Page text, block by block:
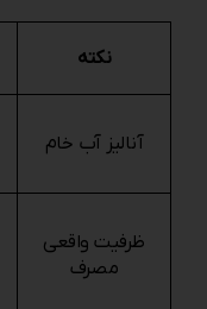
نکته
آنالیز آب خام
ظرفیت واقعی
مصرف